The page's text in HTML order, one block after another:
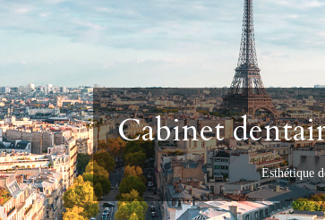
Cabinet
Esthétique